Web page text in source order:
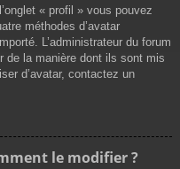
« profil » vous pouvez
méthodes d’avatar
L’administrateur du forum
de la manière dont ils sont mis
d’avatar, contactez un
le modifier ?